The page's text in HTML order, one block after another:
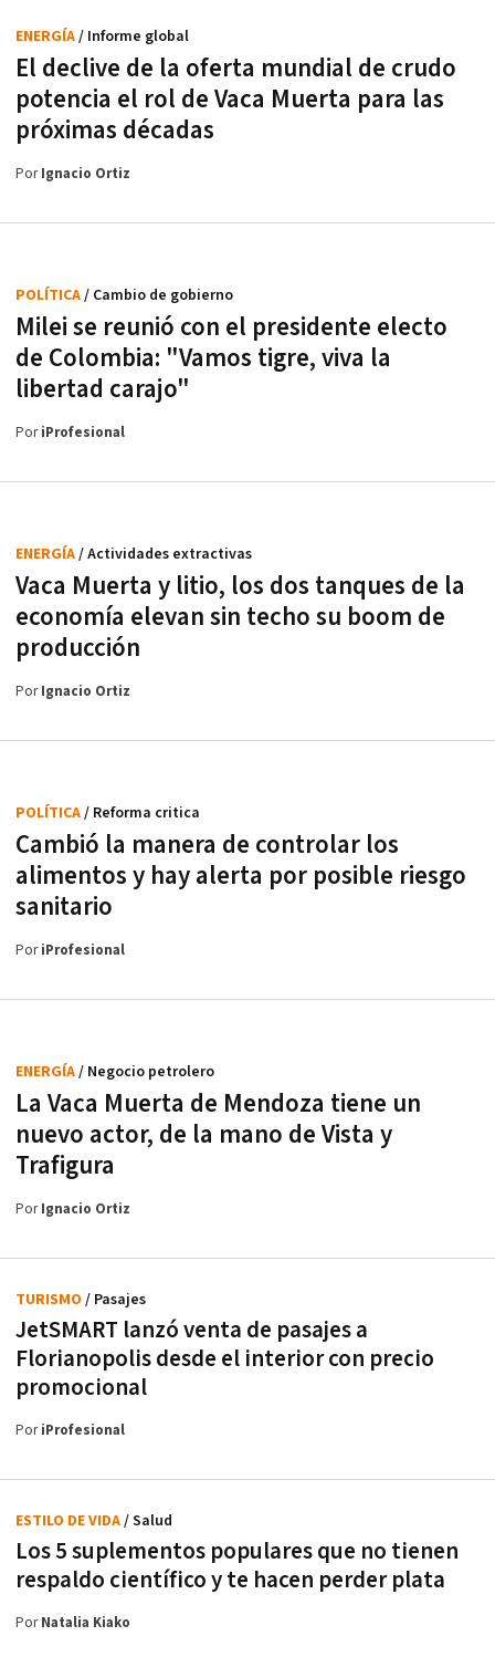
El declive de la oferta mundial de crudo
potencia el rol de Vaca Muerta para las
próximas décadas
ENERGÍA/ Informe global
PorIgnacio Ortiz
Milei se reunió con el presidente electo
de Colombia: "Vamos tigre, viva la
libertad carajo"
POLÍTICA/ Cambio de gobierno
PoriProfesional
Vaca Muerta y litio, los dos tanques de la
economía elevan sin techo su boom de
producción
ENERGÍA/ Actividades extractivas
PorIgnacio Ortiz
Cambió la manera de controlar los
alimentos y hay alerta por posible riesgo
sanitario
POLÍTICA/ Reforma critica
PoriProfesional
La Vaca Muerta de Mendoza tiene un
nuevo actor, de la mano de Vista y
Trafigura
ENERGÍA/ Negocio petrolero
PorIgnacio Ortiz
JetSMART lanzó venta de pasajes a
Florianopolis desde el interior con precio
promocional
TURISMO / Pasajes
PoriProfesional
Los 5 suplementos populares que no tienen
respaldo científico y te hacen perder plata
ESTILO DE VIDA/ Salud
PorNatalia Kiako